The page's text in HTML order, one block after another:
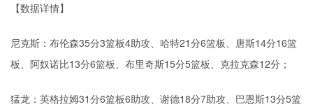
【数据详情】
尼克斯：布伦森35分3篮板4助攻、哈特21分6篮板、唐斯14分16篮
板、阿奴诺比13分6篮板、布里奇斯15分5篮板、克拉克森12分；
猛龙：英格拉姆31分6篮板6助攻、谢德18分7助攻、巴恩斯13分5篮